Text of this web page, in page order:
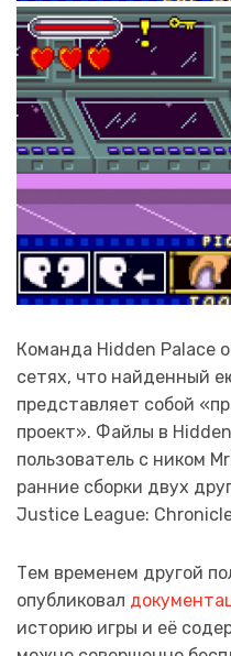
Команда Hidden Palace
сетях, что найденный
представляет собой
проект». Файлы в
пользователь с ником
ранние сборки двух
Justice League:
Тем временем другой
опубликовал
историю игры и её